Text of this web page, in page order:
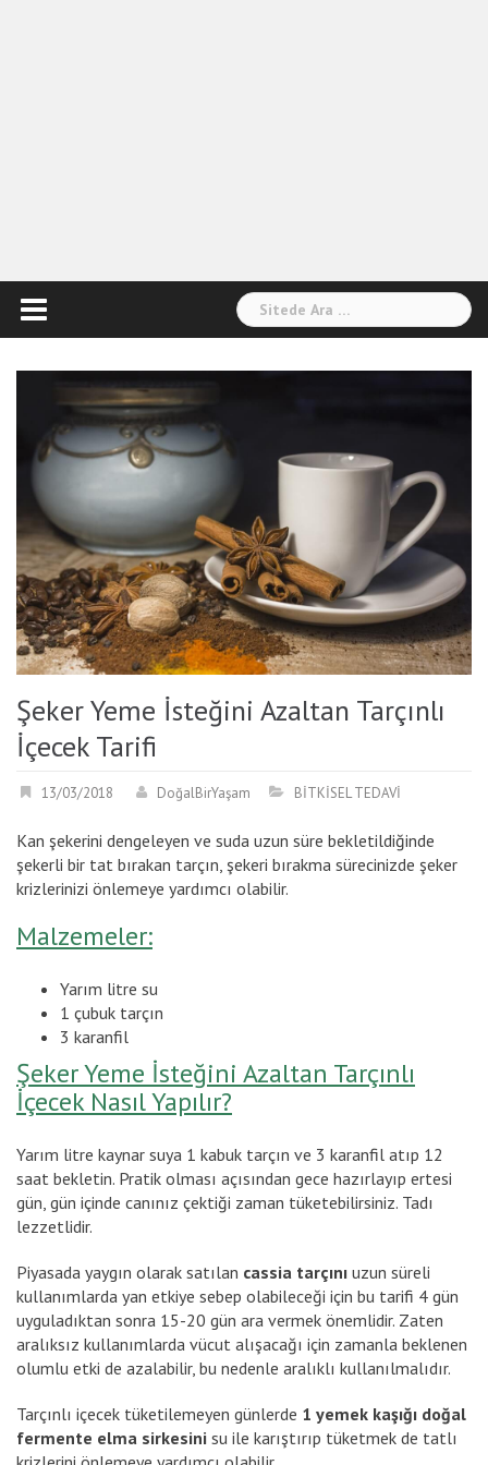
Arama:
Şeker Yeme İsteğini Azaltan Tarçınlı
İçecek Tarifi
13/03/2018 DoğalBirYaşam BİTKİSEL TEDAVİ
Kan şekerini dengeleyen ve suda uzun süre bekletildiğinde
şekerli bir tat bırakan tarçın, şekeri bırakma sürecinizde şeker
krizlerinizi önlemeye yardımcı olabilir.
Malzemeler:
Yarım litre su
1 çubuk tarçın
3 karanfil
Şeker Yeme İsteğini Azaltan Tarçınlı
İçecek Nasıl Yapılır?
Yarım litre kaynar suya 1 kabuk tarçın ve 3 karanfil atıp 12
saat bekletin. Pratik olması açısından gece hazırlayıp ertesi
gün, gün içinde canınız çektiği zaman tüketebilirsiniz. Tadı
lezzetlidir.
Piyasada yaygın olarak satılan cassia tarçını uzun süreli
kullanımlarda yan etkiye sebep olabileceği için bu tarifi 4 gün
uyguladıktan sonra 15-20 gün ara vermek önemlidir. Zaten
aralıksız kullanımlarda vücut alışacağı için zamanla beklenen
olumlu etki de azalabilir, bu nedenle aralıklı kullanılmalıdır.
Tarçınlı içecek tüketilemeyen günlerde 1 yemek kaşığı doğal
fermente elma sirkesini su ile karıştırıp tüketmek de tatlı